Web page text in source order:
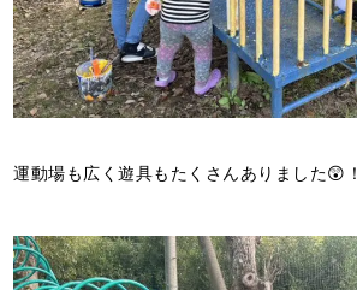
運動場も広く遊具もたくさんありました😲！